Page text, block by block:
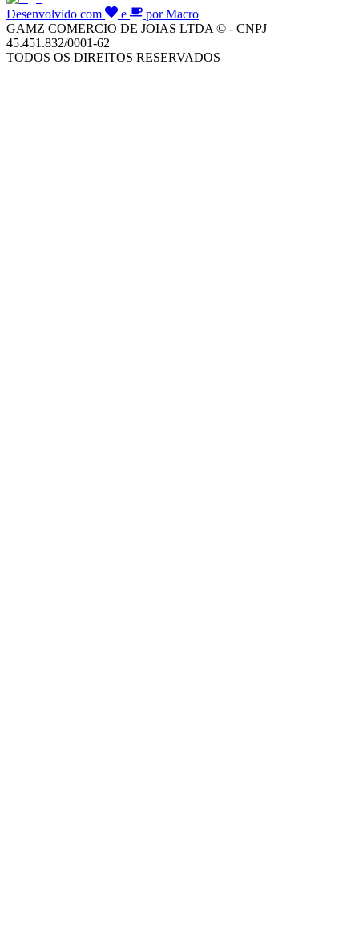
Desenvolvido com e
por Macro
GAMZ COMERCIO DE JOIAS LTDA © - CNPJ
45.451.832/0001-62
TODOS OS DIREITOS RESERVADOS